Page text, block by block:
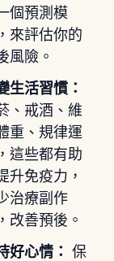
個預測模
來評估你的
風險。
生活習慣：
、戒酒、維
重、規律運
這些都有助
升免疫力，
治療副作
改善預後。
好心情： 保